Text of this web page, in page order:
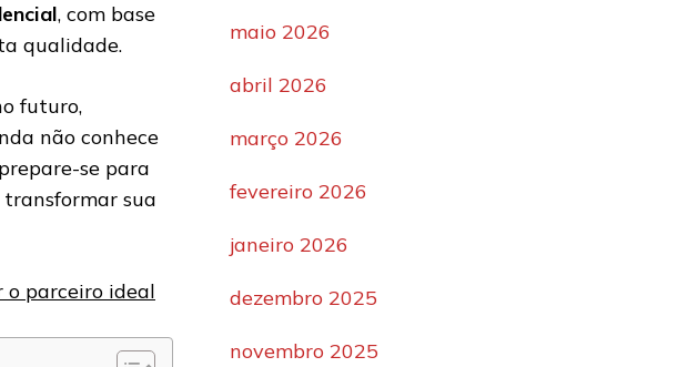
, com base
qualidade.
futuro,
não conhece
se para
sua
o parceiro ideal
maio 2026
abril 2026
março 2026
fevereiro 2026
janeiro 2026
dezembro 2025
novembro 2025